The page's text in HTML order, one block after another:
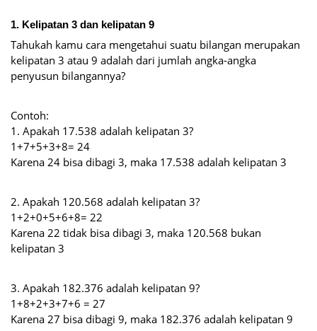
1. Kelipatan 3 dan kelipatan 9
Tahukah kamu cara mengetahui suatu bilangan merupakan
kelipatan 3 atau 9 adalah dari jumlah angka-angka
penyusun bilangannya?
Contoh:
1. Apakah 17.538 adalah kelipatan 3?
1+7+5+3+8= 24
Karena 24 bisa dibagi 3, maka 17.538 adalah kelipatan 3
2. Apakah 120.568 adalah kelipatan 3?
1+2+0+5+6+8= 22
Karena 22 tidak bisa dibagi 3, maka 120.568 bukan
kelipatan 3
3. Apakah 182.376 adalah kelipatan 9?
1+8+2+3+7+6 = 27
Karena 27 bisa dibagi 9, maka 182.376 adalah kelipatan 9